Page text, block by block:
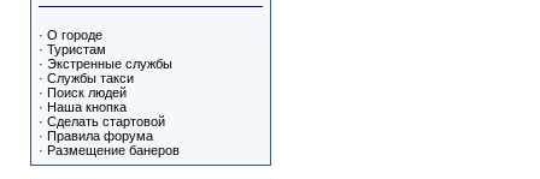
· О городе
· Туристам
· Экстренные службы
· Службы такси
· Поиск людей
· Наша кнопка
· Сделать стартовой
· Правила форума
· Размещение банеров